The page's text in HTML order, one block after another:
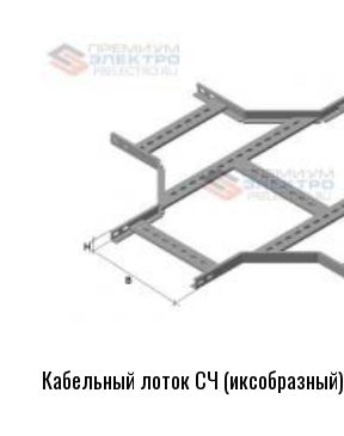
Кабельный лоток СЧ (иксобразный)